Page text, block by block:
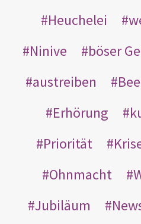
Heuchelei
Ninive
böser
austreiben
Erhörung
Priorität
Ohnmacht
Jubiläum